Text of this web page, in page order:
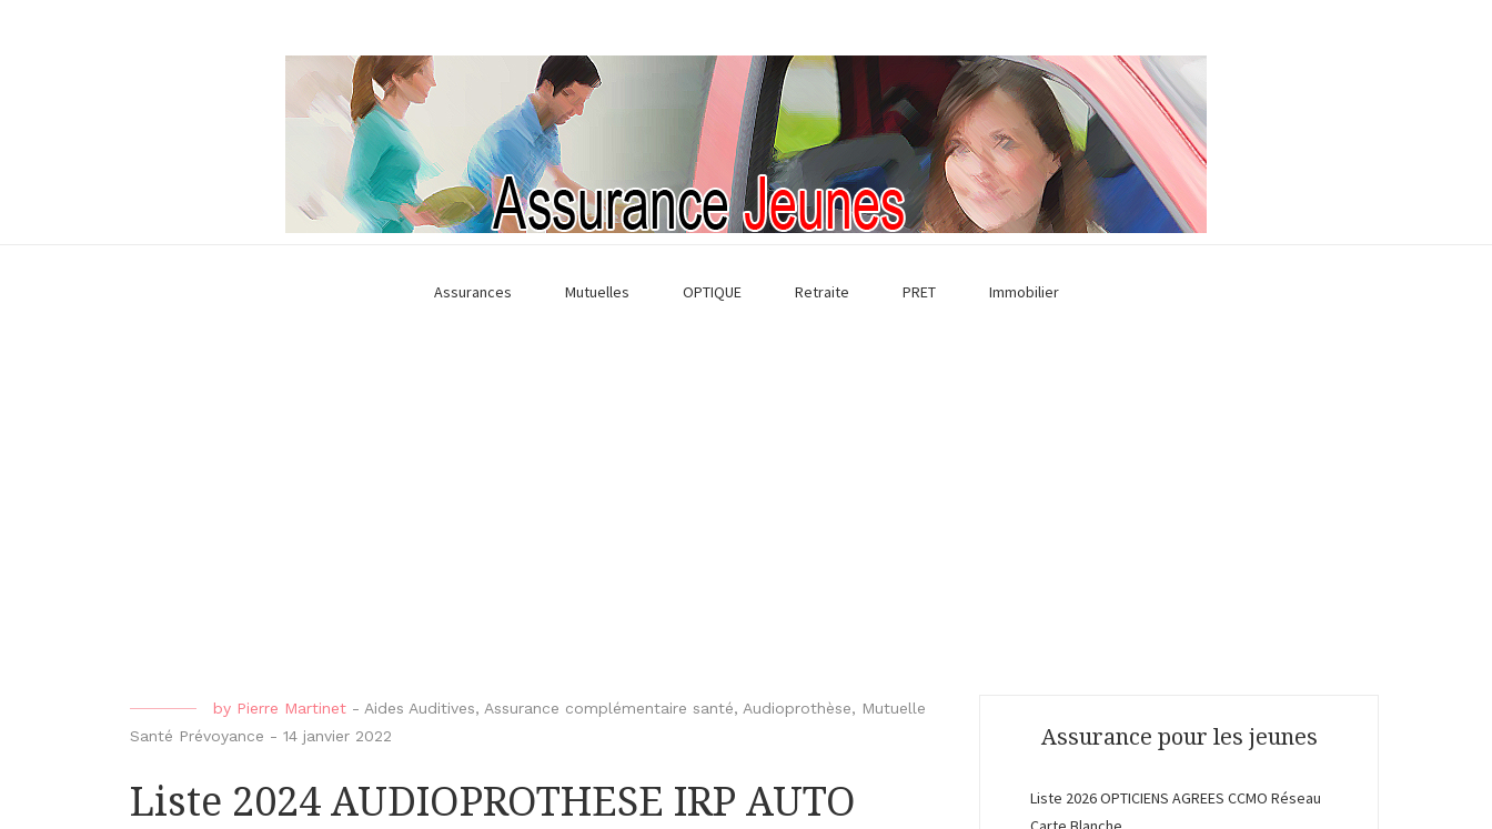
Assurances Mutuelles OPTIQUE Retraite PRET Immobilier
by Pierre Martinet - Aides Auditives, Assurance complémentaire santé, Audioprothèse, Mutuelle
Santé Prévoyance - 14 janvier 2022
Liste 2024 AUDIOPROTHESE IRP AUTO
Assurance pour les jeunes
Liste 2026 OPTICIENS AGREES CCMO Réseau